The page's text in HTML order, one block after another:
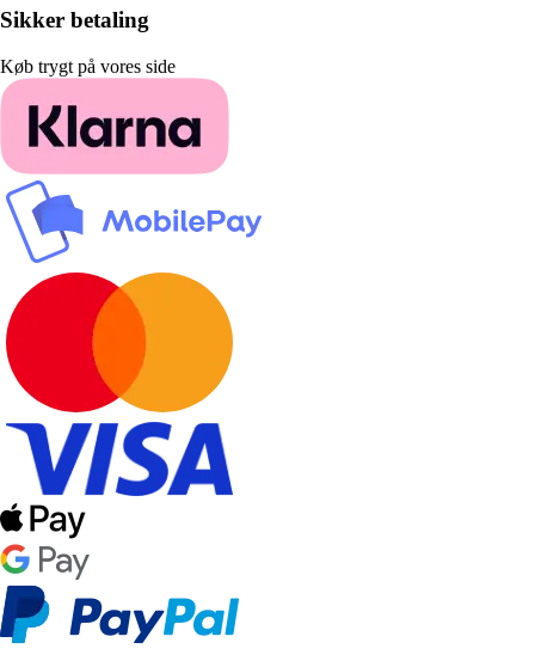
Sikker betaling
Køb trygt på vores side